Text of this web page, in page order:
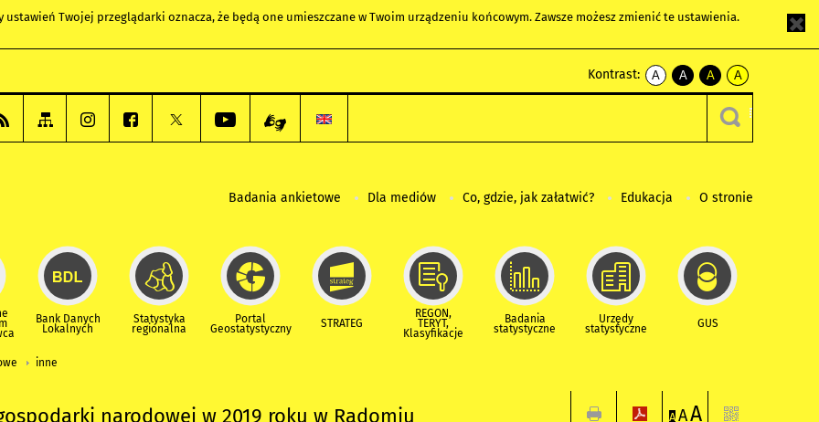
Twojej przeglądarki oznacza, że będą one umieszczane w Twoim urządzeniu końcowym. Zawsze możesz zmienić te ustawienia.
Kontrast:
A
kontrast
A
kontrast
czarnym
A
kontrast
żółty
tekst
czarnym
A
kontrast
czarny
tekst
żółtym
Badania ankietowe Dla mediów Co, gdzie, jak załatwić? Edukacja O stronie
Bank Danych
Lokalnych
Statystyka
regionalna
Portal
Geostatystyczny STRATEG
REGON,
TERYT,
Klasyfikacje
Badania
statystyczne
Urzędy
statystyczne GUS
inne
narodowej w 2019 roku w Radomiu A AA